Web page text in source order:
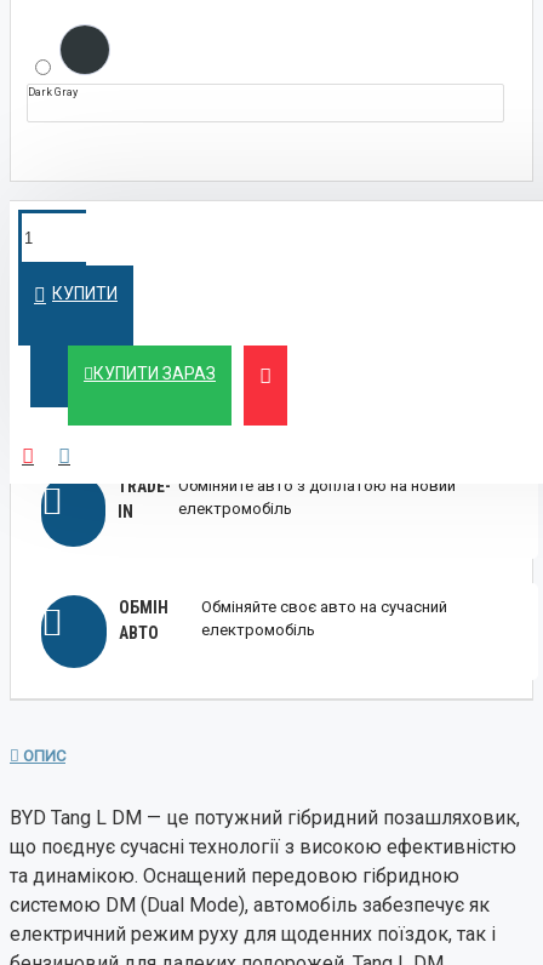
Dark Gray
КУПИТИ
КУПИТИ ЗАРАЗ
КРЕДИТ
ЛІЗИНГ Вигідний лізинг для бізнесу та фізичних осіб
TRADE-
IN
Обміняйте авто з доплатою на новий
електромобіль
ОБМІН
АВТО
Обміняйте своє авто на сучасний
електромобіль
ОПИС
BYD Tang L DM — це потужний гібридний позашляховик,
що поєднує сучасні технології з високою ефективністю
та динамікою. Оснащений передовою гібридною
системою DM (Dual Mode), автомобіль забезпечує як
електричний режим руху для щоденних поїздок, так і